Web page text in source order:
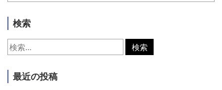
検索
検
索:
最近の投稿